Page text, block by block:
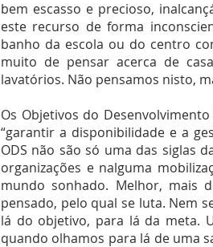
bem escasso e precioso,
este recurso de forma
banho da escola ou do centro
muito de pensar acerca de
lavatórios. Não pensamos nisto,
Os Objetivos do
“garantir a disponibilidade e a
ODS não são só uma das siglas
organizações e nalguma
mundo sonhado. Melhor, mais
pensado, pelo qual se luta. Nem
lá do objetivo, para lá da meta.
quando olhamos para lá de uma